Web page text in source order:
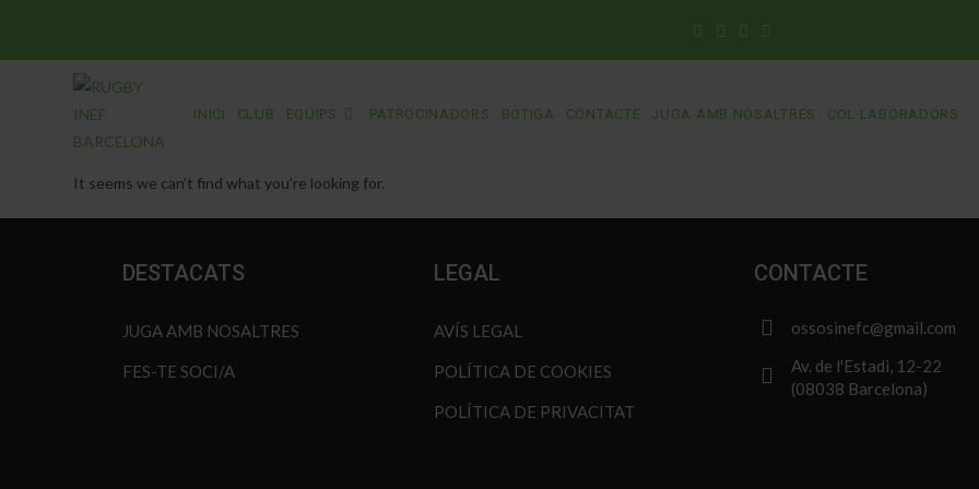
INICI CLUB EQUIPS PATROCINADORS BOTIGA CONTACTE JUGA AMB NOSALTRES COL·LABORADORS
It seems we can’t find what you’re looking for.
DESTACATS
JUGA AMB NOSALTRES
FES-TE SOCI/A
LEGAL
AVÍS LEGAL
POLÍTICA DE COOKIES
POLÍTICA DE PRIVACITAT
CONTACTE
ossosinefc@gmail.com
Av. de l'Estadi, 12-22
(08038 Barcelona)